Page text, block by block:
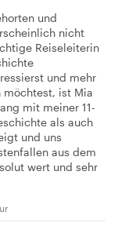
und
nicht
Reiseleiterin
und mehr
möchtest, ist Mia
mit meiner 11-
als auch
und uns
aus dem
wert und sehr